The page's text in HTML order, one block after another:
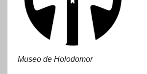
Museo de Holodomor